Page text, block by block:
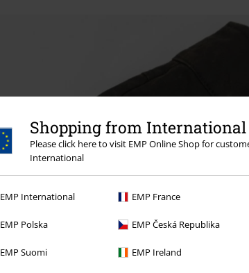
Shopping from International
Please click here to visit EMP Online Shop for
International
EMP International EMP France
EMP Polska EMP Česká Republika
EMP Suomi EMP Ireland